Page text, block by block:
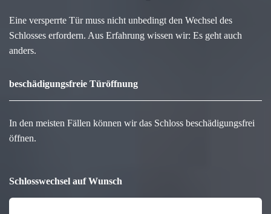
Eine versperrte Tür muss nicht unbedingt den Wechsel des
Schlosses erfordern. Aus Erfahrung wissen wir: Es geht auch
anders.
beschädigungsfreie Türöffnung
In den meisten Fällen können wir das Schloss beschädigungsfrei
öffnen.
Schlosswechsel auf Wunsch